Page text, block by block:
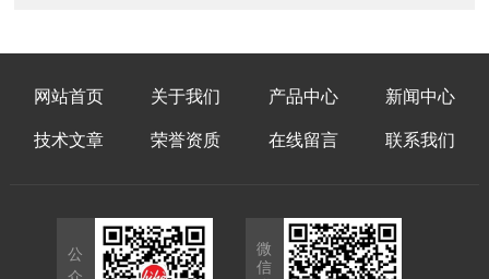
网站首页 关于我们 产品中心 新闻中心
技术文章 荣誉资质 在线留言 联系我们
公
微
信